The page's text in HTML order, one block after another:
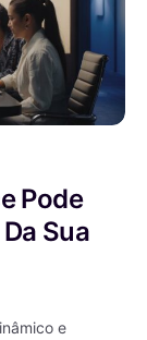
Pode
Sua
e